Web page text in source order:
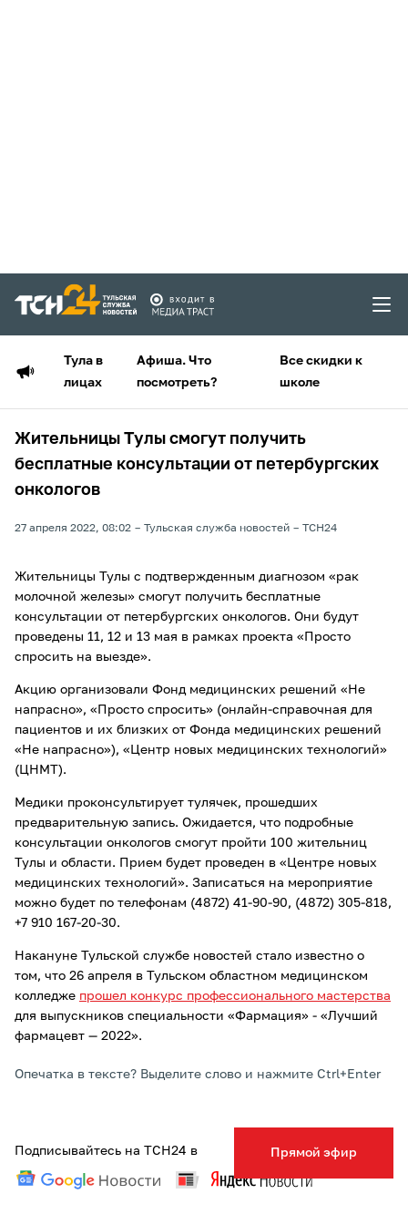
Тула в
лицах
Афиша. Что
посмотреть?
Все скидки к
школе
Прямой эфир
Жительницы Тулы смогут получить
бесплатные консультации от петербургских
онкологов
27 апреля 2022, 08:02 Тульская служба новостей ТСН24
Жительницы Тулы с подтвержденным диагнозом «рак
молочной железы» смогут получить бесплатные
консультации от петербургских онкологов. Они будут
проведены 11, 12 и 13 мая в рамках проекта «Просто
спросить на выезде».
Акцию организовали Фонд медицинских решений «Не
напрасно», «Просто спросить» (онлайн-справочная для
пациентов и их близких от Фонда медицинских решений
«Не напрасно»), «Центр новых медицинских технологий»
(ЦНМТ).
Медики проконсультирует тулячек, прошедших
предварительную запись. Ожидается, что подробные
консультации онкологов смогут пройти 100 жительниц
Тулы и области. Прием будет проведен в «Центре новых
медицинских технологий». Записаться на мероприятие
можно будет по телефонам (4872) 41-90-90, (4872) 305-818,
+7 910 167-20-30.
Накануне Тульской службе новостей стало известно о
том, что 26 апреля в Тульском областном медицинском
колледже прошел конкурс профессионального мастерства
для выпускников специальности «Фармация» - «Лучший
фармацевт — 2022».
Опечатка в тексте? Выделите слово и нажмите Ctrl+Enter
Подписывайтесь на ТСН24 в